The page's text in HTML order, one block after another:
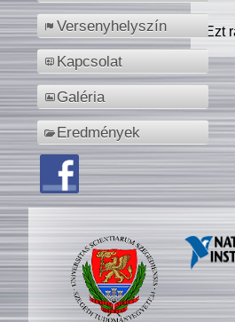
Versenyhelyszín
Kapcsolat
Galéria
Eredmények
Ezt